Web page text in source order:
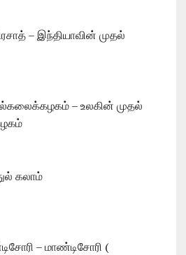
– இந்தியாவின் முதல்
– உலகின் முதல்
கலாம்
– மாண்டிசோரி (